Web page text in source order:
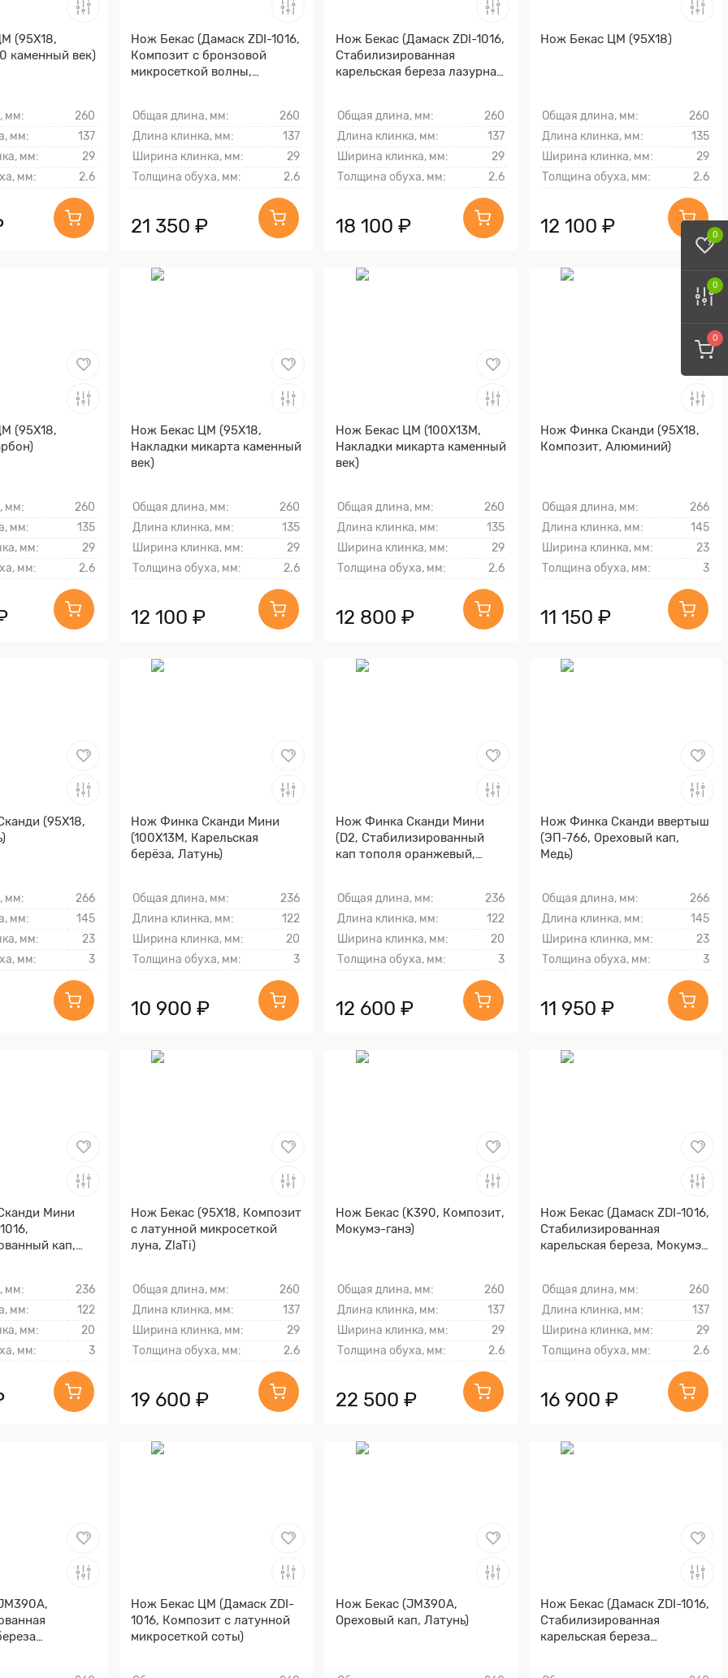
0
0
0
(95Х18,
каменный век)
мм:
260
мм:
137
мм:
29
мм:
2.6
Нож Бекас (Дамаск ZDI-1016,
Композит с бронзовой
микросеткой волны,
Общая длина, мм:
260
Длина клинка, мм:
137
Ширина клинка, мм:
29
Толщина обуха, мм:
2.6
21 350 ₽
Нож Бекас (Дамаск ZDI-1016,
Стабилизированная
карельская береза лазурная,
Общая длина, мм:
260
Длина клинка, мм:
137
Ширина клинка, мм:
29
Толщина обуха, мм:
2.6
18 100 ₽
Нож Бекас ЦМ (95Х18)
Общая длина, мм:
260
Длина клинка, мм:
135
Ширина клинка, мм:
29
Толщина обуха, мм:
2.6
12 100 ₽
(95Х18,
мм:
260
мм:
135
мм:
29
мм:
2.6
Нож Бекас ЦМ (95Х18,
Накладки микарта каменный
век)
Общая длина, мм:
260
Длина клинка, мм:
135
Ширина клинка, мм:
29
Толщина обуха, мм:
2.6
12 100 ₽
Нож Бекас ЦМ (100Х13М,
Накладки микарта каменный
век)
Общая длина, мм:
260
Длина клинка, мм:
135
Ширина клинка, мм:
29
Толщина обуха, мм:
2.6
12 800 ₽
Нож Финка Сканди (95Х18,
Композит, Алюминий)
Общая длина, мм:
266
Длина клинка, мм:
145
Ширина клинка, мм:
23
Толщина обуха, мм:
3
11 150 ₽
(95Х18,
мм:
266
мм:
145
мм:
23
мм:
3
Нож Финка Сканди Мини
(100Х13М, Карельская
берёза, Латунь)
Общая длина, мм:
236
Длина клинка, мм:
122
Ширина клинка, мм:
20
Толщина обуха, мм:
3
10 900 ₽
Нож Финка Сканди Мини
(D2, Стабилизированный
кап тополя оранжевый,
Общая длина, мм:
236
Длина клинка, мм:
122
Ширина клинка, мм:
20
Толщина обуха, мм:
3
12 600 ₽
Нож Финка Сканди ввертыш
(ЭП-766, Ореховый кап,
Медь)
Общая длина, мм:
266
Длина клинка, мм:
145
Ширина клинка, мм:
23
Толщина обуха, мм:
3
11 950 ₽
Мини
кап,
мм:
236
мм:
122
мм:
20
мм:
3
Нож Бекас (95Х18, Композит
с латунной микросеткой
луна, ZlaTi)
Общая длина, мм:
260
Длина клинка, мм:
137
Ширина клинка, мм:
29
Толщина обуха, мм:
2.6
19 600 ₽
Нож Бекас (K390, Композит,
Мокумэ-ганэ)
Общая длина, мм:
260
Длина клинка, мм:
137
Ширина клинка, мм:
29
Толщина обуха, мм:
2.6
22 500 ₽
Нож Бекас (Дамаск ZDI-1016,
Стабилизированная
карельская береза, Мокумэ-
Общая длина, мм:
260
Длина клинка, мм:
137
Ширина клинка, мм:
29
Толщина обуха, мм:
2.6
16 900 ₽
Нож Бекас ЦМ (Дамаск ZDI-
1016, Композит с латунной
микросеткой соты)
Нож Бекас (JM390A,
Ореховый кап, Латунь)
Нож Бекас (Дамаск ZDI-1016,
Cтабилизированная
карельская береза